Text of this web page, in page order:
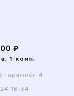
₽
1-комн,
Гаражная 4
18:34